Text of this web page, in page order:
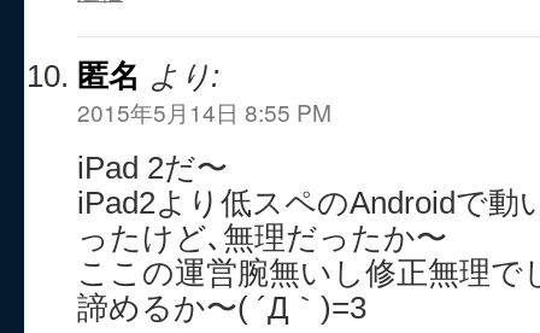
匿名 より:
2015年5月14日 8:55 PM
iPad 2だ〜
iPad2より低スペのAndroidで動
ったけど､無理だったか〜
ここの運営腕無いし修正無理で
諦めるか〜( ´Д｀)=3